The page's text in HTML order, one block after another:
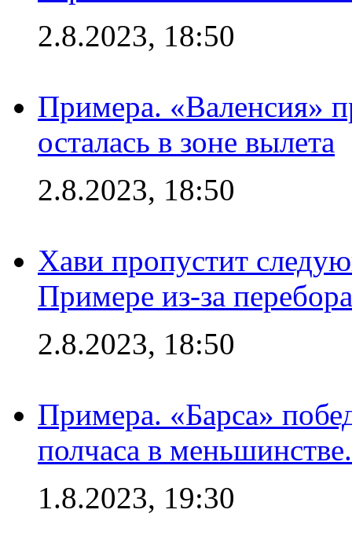
2.8.2023, 18:50
Примера. «Валенсия»
осталась в зоне вылета
2.8.2023, 18:50
Хави пропустит
Примере из-за
2.8.2023, 18:50
Примера. «Барса»
полчаса в
1.8.2023, 19:30